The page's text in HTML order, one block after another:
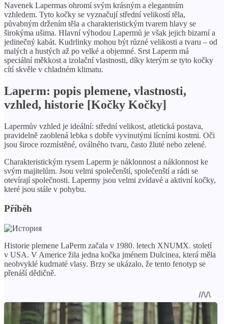
Navenek Lapermas ohromí svým krásným a elegantním
vzhledem. Tyto kočky se vyznačují střední velikostí těla,
půvabným držením těla a charakteristickým tvarem hlavy se
širokýma ušima. Hlavní výhodou Lapermů je však jejich bizarní a
jedinečný kabát. Kudrlinky mohou být různé velikosti a tvaru – od
malých a hustých až po velké a objemné. Srst Laperm má
speciální měkkost a izolační vlastnosti, díky kterým se tyto kočky
cítí skvěle v chladném klimatu.
Laperm: popis plemene, vlastnosti,
vzhled, historie [Kočky Kočky]
Lapermův vzhled je ideální: střední velikost, atletická postava,
pravidelně zaoblená lebka s dobře vyvinutými lícními kostmi. Oči
jsou široce rozmístěné, oválného tvaru, často žluté nebo zelené.
Charakteristickým rysem Laperm je náklonnost a náklonnost ke
svým majitelům. Jsou velmi společenští, společenští a rádi se
otevírají společnosti. Lapermy jsou velmi zvídavé a aktivní kočky,
které jsou stále v pohybu.
Příběh
Historie plemene LaPerm začala v 1980. letech XNUMX. století
v USA. V Americe žila jedna kočka jménem Dulcinea, která měla
neobvyklé kudrnaté vlasy. Brzy se ukázalo, že tento fenotyp se
přenáší dědičně.